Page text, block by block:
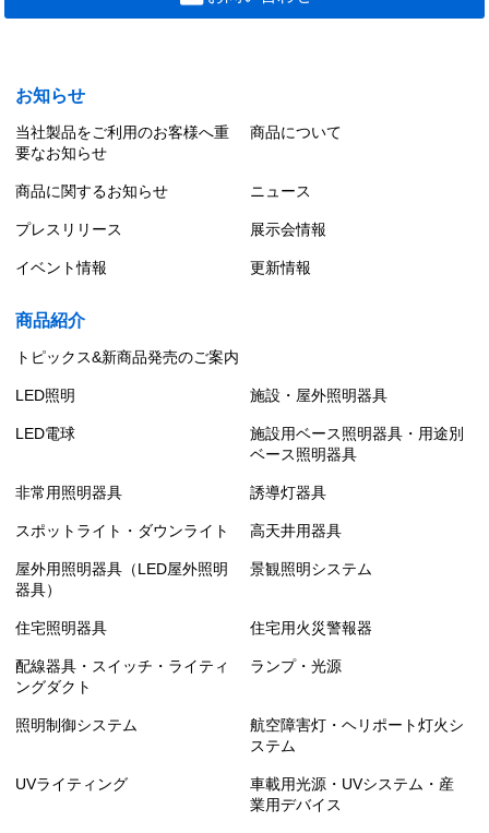
お知らせ
当社製品をご利用のお客様へ重
要なお知らせ
商品について
商品に関するお知らせ ニュース
プレスリリース 展示会情報
イベント情報 更新情報
商品紹介
トピックス&新商品発売のご案内
LED照明 施設・屋外照明器具
LED電球
施設用ベース照明器具・用途別
ベース照明器具
非常用照明器具 誘導灯器具
スポットライト・ダウンライト 高天井用器具
屋外用照明器具（LED屋外照明
器具）
景観照明システム
住宅照明器具 住宅用火災警報器
配線器具・スイッチ・ライティ
ングダクト
ランプ・光源
照明制御システム
航空障害灯・ヘリポート灯火シ
ステム
UVライティング
車載用光源・UVシステム・産
業用デバイス